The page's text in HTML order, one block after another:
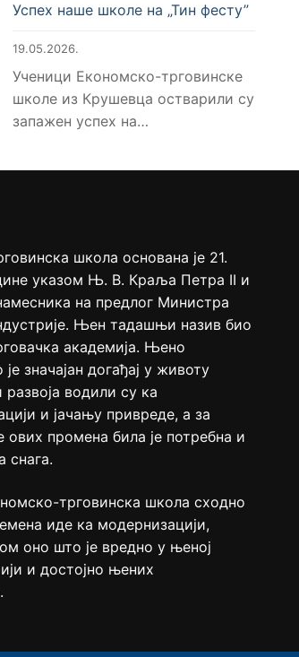
Успех наше школе на „Тин фесту”
19.05.2026.
Ученици Економско-трговинске
школе из Крушевца остварили су
запажен успех на…
школа основана је 21.
указом Њ. В. Краља Петра II и
на предлог Министра
Њен тадашњи назив био
академија. Њено
значајан догађај у животу
развоја водили су ка
и јачању привреде, а за
ових промена била је потребна и
снага.
трговинска школа сходно
иде ка модернизацији,
оно што је вредно у њеној
и достојно њених